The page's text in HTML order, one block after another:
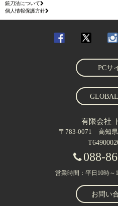
銃刀法について
個人情報保護方針
PCサ
有限会社
〒783-0071 高知県
088-
営業時間：平日10時～
お問い